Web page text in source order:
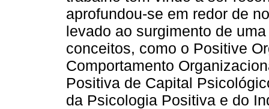
aprofundou-se em redor de
levado ao surgimento de
conceitos, como o Positive
Comportamento
Positiva de Capital
da Psicologia Positiva e do